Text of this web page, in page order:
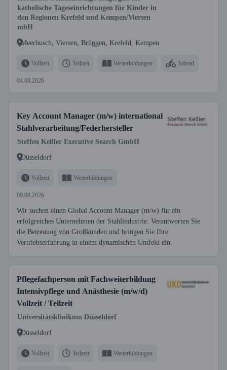
katholische Tageseinrichtungen für Kinder in
den Regionen Krefeld und Kempen/Viersen
mbH
Meerbusch, Viersen, Brüggen, Krefeld, Kempen
Vollzeit Teilzeit Weiterbildungen Jobrad
04.08.2026
Key Account Manager (m/w) international
Stahlverarbeitung/Federhersteller
Steffen Keßler Executive Search GmbH
Düsseldorf
Vollzeit Weiterbildungen
09.08.2026
Wir suchen einen Global Account Manager (m/w) für ein
erfolgreiches Unternehmen der Stahlindustrie. Verantworten Sie
die Betreuung von Großkunden und bringen Sie Ihre
Vertriebserfahrung in einem dynamischen Umfeld ein.
Pflegefachperson mit Fachweiterbildung
Intensivpflege und Anästhesie (m/w/d)
Vollzeit / Teilzeit
Universitätsklinikum Düsseldorf
Düsseldorf
Vollzeit Teilzeit Weiterbildungen